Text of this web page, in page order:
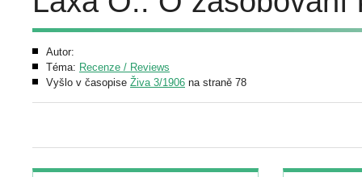
Autor:
Téma: Recenze / Reviews
Vyšlo v časopise Živa 3/1906 na straně 78